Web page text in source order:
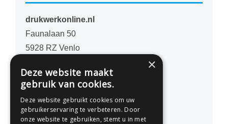
drukwerkonline.nl
Faunalaan 50
5928 RZ Venlo
info@drukwerkonline.nl
×
Deze website maakt
gebruik van cookies.
Deze website gebruikt cookies om uw
gebruikerservaring te verbeteren. Door
onze website te gebruiken, stemt u in met